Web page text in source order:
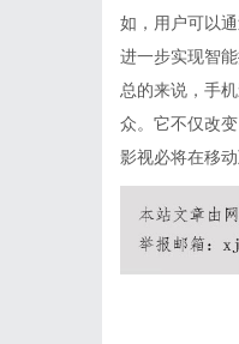
如，用户可以
进一步实现智
总的来说，手
众。它不仅改
影视必将在移